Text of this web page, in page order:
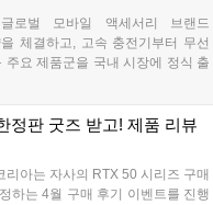
바 있다....
로벌 모바일 액세서리 브랜드
체결하고, 고속 충전기부터 무선
요 제품군을 국내 시장에 정식 출
일에서 시작된 글로벌 모바일 액
을 의미하는 원소기호 'Au'와 해결
의 품질과 혁신적인 기술을 통해
"는 의미를 담고 있다....
정판 굿즈 받고! 제품 리뷰
아는 자사의 RTX 50 시리즈 구매
하는 4월 구매 후기 이벤트를 진행